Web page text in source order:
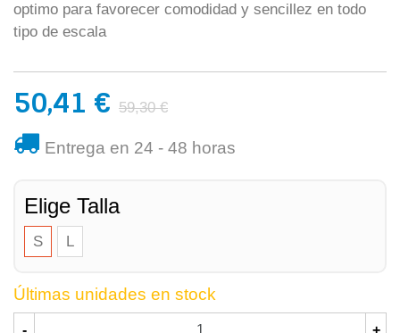
optimo para favorecer comodidad y sencillez en todo
tipo de escala
50,41 € 59,30 €
Entrega en 24 - 48 horas
Elige Talla
S L
Últimas unidades en stock
- +